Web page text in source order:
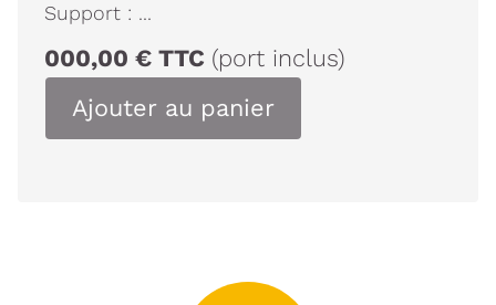
Support : ...
000,00 € TTC (port inclus)
Ajouter au panier